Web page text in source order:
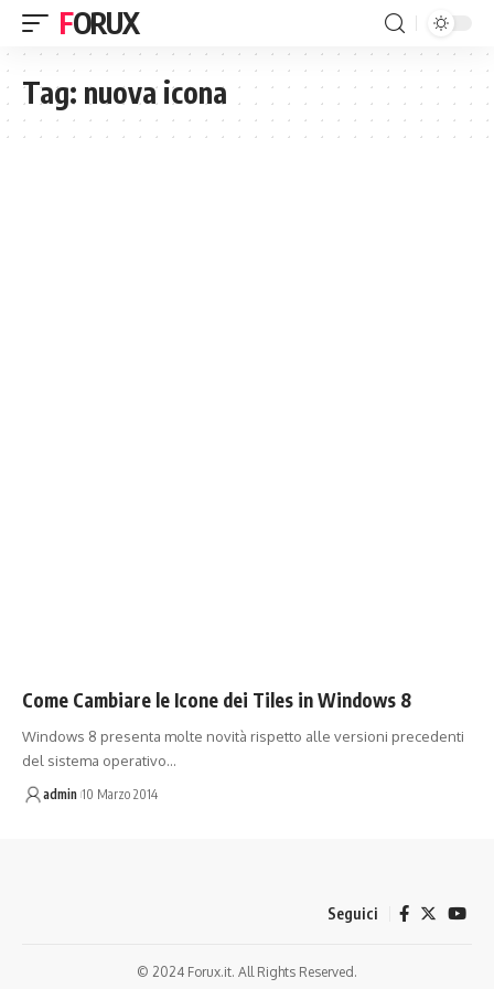
FORUX
Tag: nuova icona
Come Cambiare le Icone dei Tiles in Windows 8
Windows 8 presenta molte novità rispetto alle versioni precedenti
del sistema operativo…
admin 10 Marzo 2014
Seguici
© 2024 Forux.it. All Rights Reserved.